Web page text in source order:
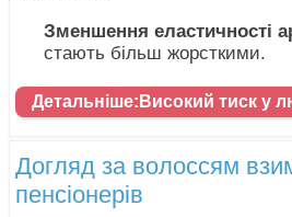
Зменшення еластичності
стають більш жорсткими.
Детальніше:Високий тиск у
Догляд за волоссям
пенсіонерів